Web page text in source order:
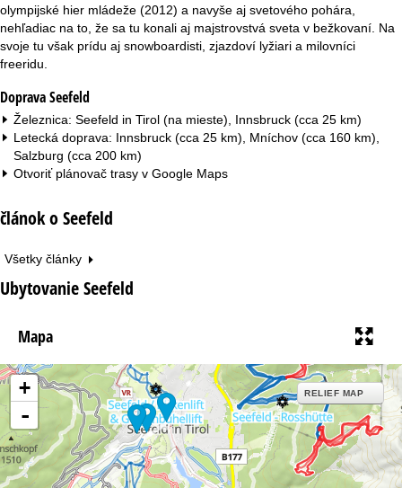
k
a
olympijské hier mládeže (2012) a navyše aj svetového pohára,
nehľadiac na to, že sa tu konali aj majstrovstvá sveta v bežkovaní. Na
svoje tu však prídu aj snowboardisti, zjazdoví lyžiari a milovníci
freeridu.
Doprava Seefeld
Železnica: Seefeld in Tirol (na mieste), Innsbruck (cca 25 km)
Letecká doprava: Innsbruck (cca 25 km), Mníchov (cca 160 km),
Salzburg (cca 200 km)
Otvoriť plánovač trasy v Google Maps
článok o Seefeld
Všetky články
Ubytovanie Seefeld
Mapa
+
-
RELIEF MAP